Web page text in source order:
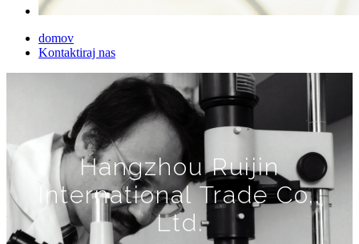
domov
Kontaktiraj nas
Hangzhou Ruijin
International Trade Co.,
Ltd.